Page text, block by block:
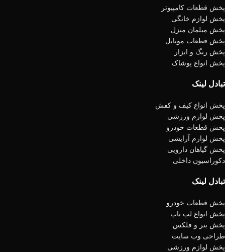
پخش قطعات کامپیوتر
پخش لوازم خانگی
پخش مبلمان منزل
پخش قطعات موبایل
پخش رنگ و ابزار
پخش انواع پوشاک
تبادل لینک
پخش انواع کیف و کفش
پخش لوازم ورزشی
پخش قطعات خودرو
پخش لوازم آرایشی
پخش گیاهان دارویی
دکوراسیون داخلی
تبادل لینک
پخش قطعات خودرو
پخش انواع لپ تاپ
پخش بنر و فلکس
طراحی وب سایت
پخش لوازم ورزشی